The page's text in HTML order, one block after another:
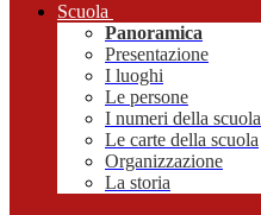
Scuola
Panoramica
Presentazione
I luoghi
Le persone
I numeri della scuola
Le carte della scuola
Organizzazione
La storia